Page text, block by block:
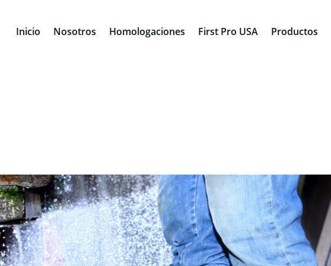
Inicio Nosotros Homologaciones First Pro USA Productos